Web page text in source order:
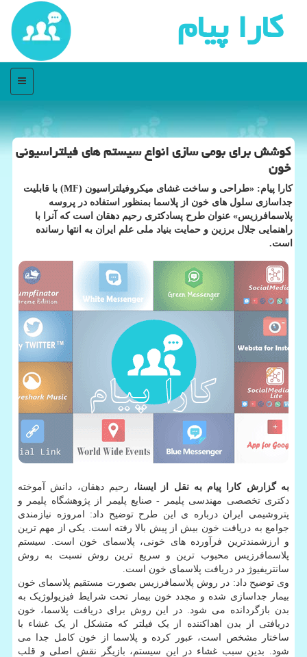
كارا پیام
منو
کوشش برای بومی سازی انواع سیستم های فیلتراسیونی
خون
کارا پیام: «طراحی و ساخت غشای میکروفیلتراسیون (MF) با قابلیت
جداسازی سلول های خون از پلاسما بمنظور استفاده در پروسه
پلاسمافرزیس» عنوان طرح پسادکتری رحیم دهقان است که آنرا با
راهنمایی جلال برزین و حمایت بنیاد ملی علم ایران به انتها رسانده
است.
به گزارش کارا پیام به نقل از ایسنا، رحیم دهقان، دانش آموخته
دکتری تخصصی مهندسی پلیمر - صنایع پلیمر از پژوهشگاه پلیمر و
پتروشیمی ایران درباره ی این طرح توضیح داد: امروزه نیازمندی
جوامع به دریافت خون بیش از پیش بالا رفته است. یکی از مهم ترین
و ارزشمندترین فرآورده های خونی، پلاسمای خون است. سیستم
پلاسمافرزیس محبوب ترین و سریع ترین روش نسبت به روش
سانتریفیوژ در دریافت پلاسمای خون است.
وی توضیح داد: در روش پلاسمافرزیس بصورت مستقیم پلاسمای خون
بیمار جداسازی شده و مجدد خون بیمار تحت شرایط فیزیولوژیک به
بدن بازگردانده می شود. در این روش برای دریافت پلاسما، خون
دریافتی از بدن اهداکننده از یک فیلتر که متشکل از یک غشاء با
ساختار مشخص است، عبور کرده و پلاسما از خون کامل جدا می
شود. بدین سبب غشاء در این سیستم، بازیگر نقش اصلی و قلب